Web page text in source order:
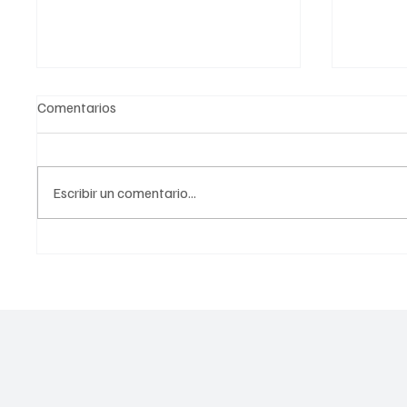
Comentarios
Escribir un comentario...